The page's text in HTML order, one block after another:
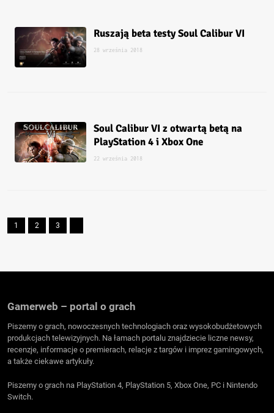
Ruszają beta testy Soul Calibur VI
28 września 2018
Soul Calibur VI z otwartą betą na
PlayStation 4 i Xbox One
22 września 2018
1 2 3
Gamerweb – portal o grach
Piszemy o grach, nowoczesnych technologiach oraz wysokobudżetowych
produkcjach telewizyjnych. Na łamach portalu znajdziecie liczne newsy,
recenzje, informacje o premierach, relacje z targów i imprez gamingowych,
a także ciekawe artykuły.
Piszemy o grach na PlayStation 4, PlayStation 5, Xbox One, PC i Nintendo
Switch.